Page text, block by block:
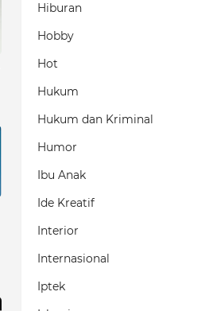
Hiburan
Hobby
Hot
Hukum
Hukum dan Kriminal
Humor
Ibu Anak
Ide Kreatif
Interior
Internasional
Iptek